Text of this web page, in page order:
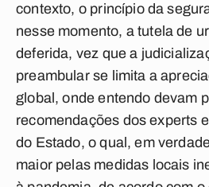
contexto, o princípio da
nesse momento, a tutela de
deferida, vez que a
preambular se limita a
global, onde entendo devam
recomendações dos experts
do Estado, o qual, em
maior pelas medidas locais